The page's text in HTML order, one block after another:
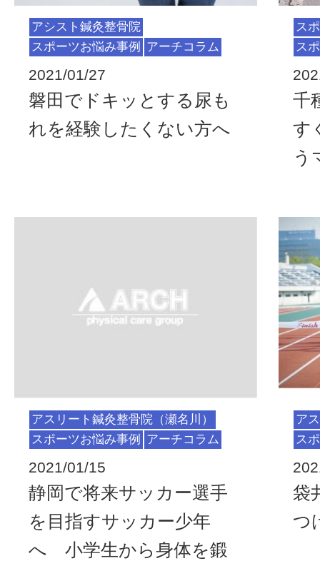
アシスト鍼灸整骨院
スポーツお悩み事例
アーチコラム
2021/01/27
磐田でドキッとする尿も
れを経験したくない方へ
ス
ス
千
す
う
アスリート鍼灸整骨院（瀬名川）
スポーツお悩み事例
アーチコラム
2021/01/15
静岡で将来サッカー選手
を目指すサッカー少年
へ 小学生から身体を鍛
ア
ス
袋
つ